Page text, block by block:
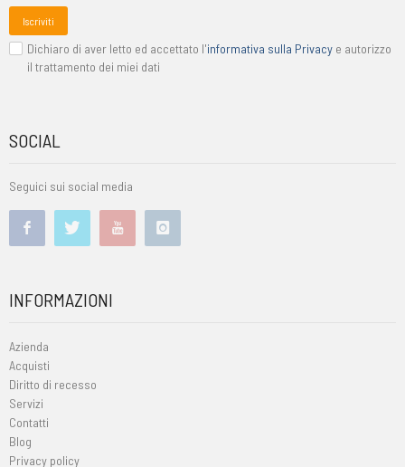
Iscriviti
Dichiaro di aver letto ed accettato l'informativa sulla Privacy e autorizzo
il trattamento dei miei dati
SOCIAL
Seguici sui social media
INFORMAZIONI
Azienda
Acquisti
Diritto di recesso
Servizi
Contatti
Blog
Privacy policy